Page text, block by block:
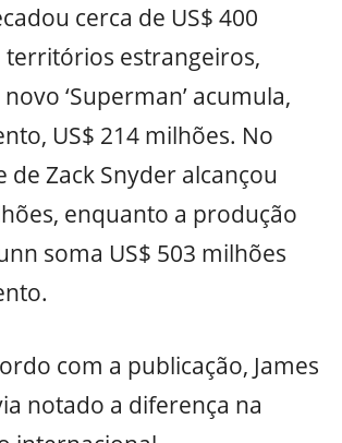
cerca de US$ 400
territórios estrangeiros,
‘Superman’ acumula,
US$ 214 milhões. No
de Zack Snyder alcançou
enquanto a produção
soma US$ 503 milhões
com a publicação, James
notado a diferença na